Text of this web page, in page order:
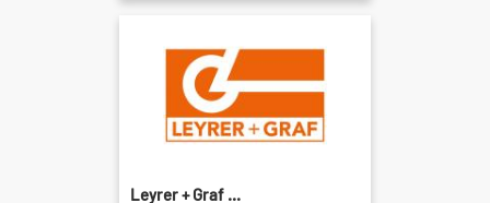
Leyrer + Graf ...